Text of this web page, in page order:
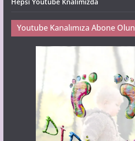
Hepsi Youtube Knalımızda
Youtube Kanalımıza Abone Olun